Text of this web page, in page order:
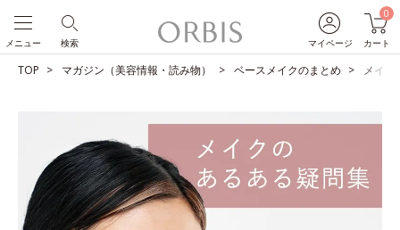
マイページ
0
カート
検索
メニュー
TOP マガジン（美容情報・読み物） ベースメイクのまとめ メイ